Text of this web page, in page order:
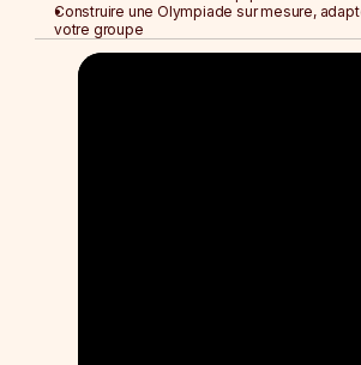
NOS FORMULES
Soirée d'Entreprise
Construire une Olympiade sur mesure,
votre groupe